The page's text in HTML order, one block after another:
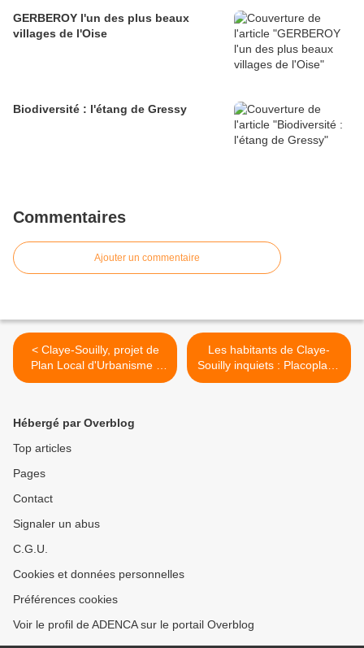
GERBEROY l'un des plus beaux
villages de l'Oise
Biodiversité : l'étang de Gressy
Commentaires
Ajouter un commentaire
< Claye-Souilly, projet de
Plan Local d'Urbanisme :
les petits écoliers de Souilly
Les habitants de Claye-
Souilly inquiets : Placoplatre
va-t-il traverser la Dhuis
Hébergé par Overblog
Top articles
Pages
Contact
Signaler un abus
C.G.U.
Cookies et données personnelles
Préférences cookies
Voir le profil de ADENCA sur le portail Overblog